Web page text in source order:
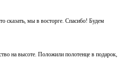
сказать, мы в восторге. Спасибо! Будем
на высоте. Положили полотенце в подарок,